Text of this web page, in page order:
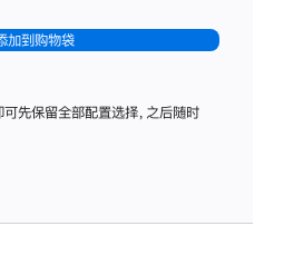
加到购物袋
先保留全部配置选择，之后随时